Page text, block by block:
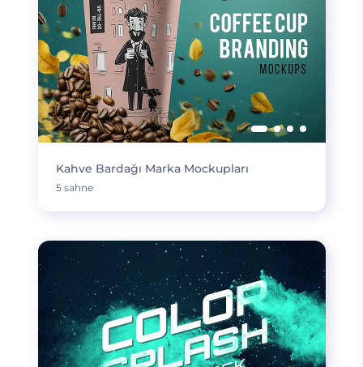
Kahve Bardağı Marka Mockupları
5 sahne